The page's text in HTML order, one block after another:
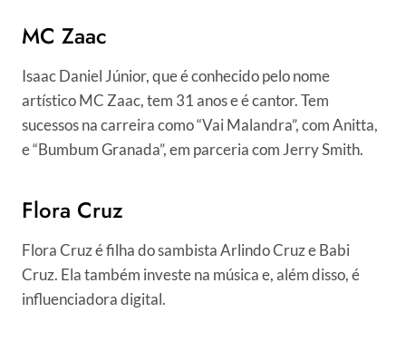
MC Zaac
Isaac Daniel Júnior, que é conhecido pelo nome
artístico MC Zaac, tem 31 anos e é cantor. Tem
sucessos na carreira como “Vai Malandra”, com Anitta,
e “Bumbum Granada”, em parceria com Jerry Smith.
Flora Cruz
Flora Cruz é filha do sambista Arlindo Cruz e Babi
Cruz. Ela também investe na música e, além disso, é
influenciadora digital.